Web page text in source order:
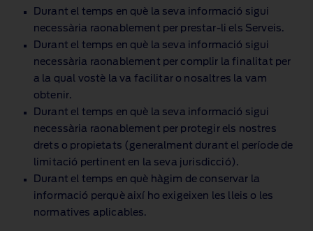
Durant el temps en què la seva informació sigui
necessària raonablement per prestar‑li els Serveis.
Durant el temps en què la seva informació sigui
necessària raonablement per complir la finalitat per
a la qual vostè la va facilitar o nosaltres la vam
obtenir.
Durant el temps en què la seva informació sigui
necessària raonablement per protegir els nostres
drets o propietats (generalment durant el període de
limitació pertinent en la seva jurisdicció).
Durant el temps en què hàgim de conservar la
informació perquè així ho exigeixen les lleis o les
normatives aplicables.